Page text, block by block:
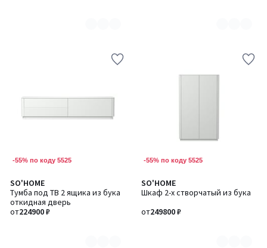
-55% по коду 5525
SO'HOME
Тумба под ТВ 2 ящика из бука
откидная дверь
от224900 ₽
Количество
цветов:
6
-55% по коду 5525
SO'HOME
Шкаф 2-х створчатый из бука
от249800 ₽
Количество
цветов: